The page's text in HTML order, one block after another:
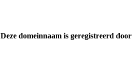
Deze domeinnaam is geregistreerd door